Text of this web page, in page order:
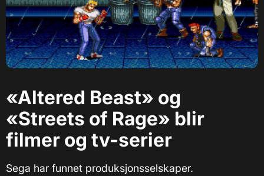
«Altered Beast» og
«Streets of Rage» blir
filmer og tv-serier
Sega har funnet produksjonsselskaper.